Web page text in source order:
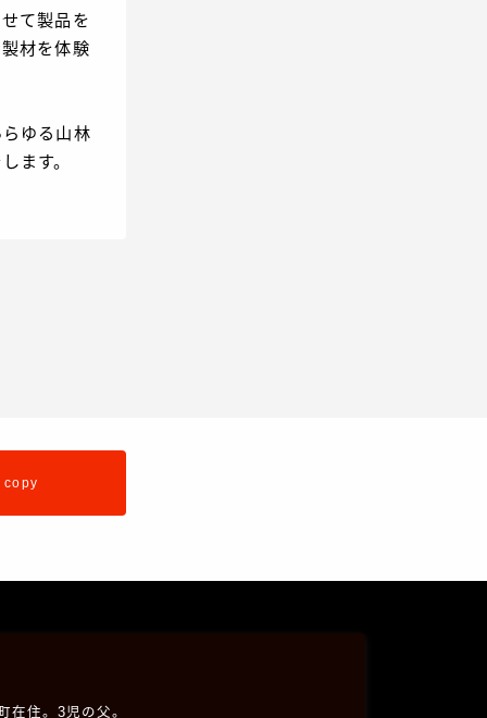
て製品を
材を体験
ゆる山林
ます。
copy
住。3児の父。